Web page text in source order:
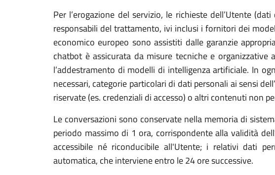
Per l’erogazione del servizio, le richieste dell’Utente
responsabili del trattamento, ivi inclusi i fornitori dei
economico europeo sono assistiti dalle garanzie
chatbot è assicurata da misure tecniche e
l’addestramento di modelli di intelligenza artificiale. In
necessari, categorie particolari di dati personali ai sensi
riservate (es. credenziali di accesso) o altri contenuti non
Le conversazioni sono conservate nella memoria di
periodo massimo di 1 ora, corrispondente alla validità
accessibile né riconducibile all'Utente; i relativi dati
automatica, che interviene entro le 24 ore successive.